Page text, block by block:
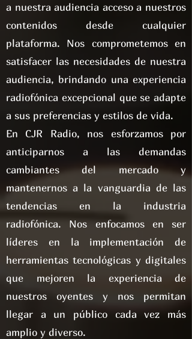
a nuestra audiencia acceso a nuestros
contenidos desde cualquier
plataforma. Nos comprometemos en
satisfacer las necesidades de nuestra
audiencia, brindando una experiencia
radiofónica excepcional que se adapte
a sus preferencias y estilos de vida.
En CJR Radio, nos esforzamos por
anticiparnos a las demandas
cambiantes del mercado y
mantenernos a la vanguardia de las
tendencias en la industria
radiofónica. Nos enfocamos en ser
líderes en la implementación de
herramientas tecnológicas y digitales
que mejoren la experiencia de
nuestros oyentes y nos permitan
llegar a un público cada vez más
amplio y diverso.